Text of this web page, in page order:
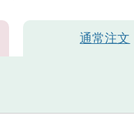
通常注文